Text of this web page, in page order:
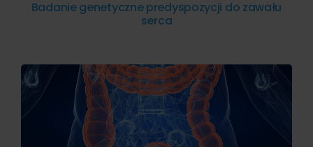
Badanie genetyczne predyspozycji do zawału
serca